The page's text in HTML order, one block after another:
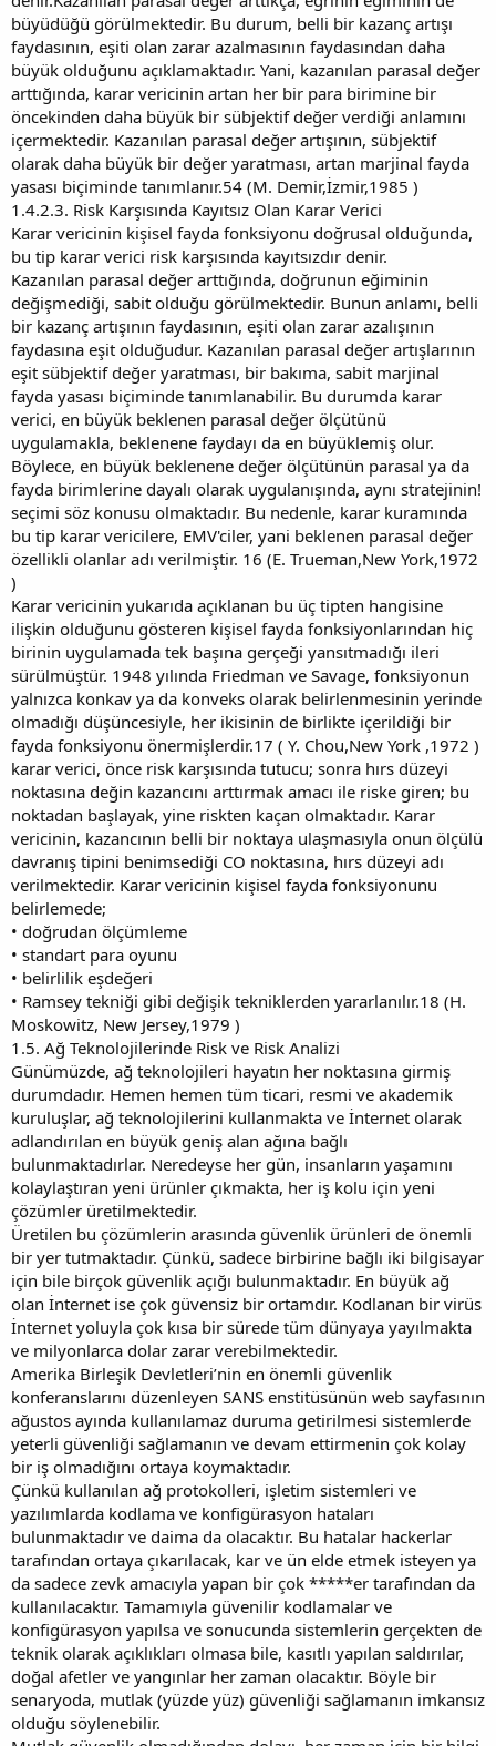
büyüdüğü görülmektedir. Bu durum, belli bir kazanç artışı
faydasının, eşiti olan zarar azalmasının faydasından daha
büyük olduğunu açıklamaktadır. Yani, kazanılan parasal değer
arttığında, karar vericinin artan her bir para birimine bir
öncekinden daha büyük bir sübjektif değer verdiği anlamını
içermektedir. Kazanılan parasal değer artışının, sübjektif
olarak daha büyük bir değer yaratması, artan marjinal fayda
yasası biçiminde tanımlanır.54 (M. Demir,İzmir,1985 )
1.4.2.3. Risk Karşısında Kayıtsız Olan Karar Verici
Karar vericinin kişisel fayda fonksiyonu doğrusal olduğunda,
bu tip karar verici risk karşısında kayıtsızdır denir.
Kazanılan parasal değer arttığında, doğrunun eğiminin
değişmediği, sabit olduğu görülmektedir. Bunun anlamı, belli
bir kazanç artışının faydasının, eşiti olan zarar azalışının
faydasına eşit olduğudur. Kazanılan parasal değer artışlarının
eşit sübjektif değer yaratması, bir bakıma, sabit marjinal
fayda yasası biçiminde tanımlanabilir. Bu durumda karar
verici, en büyük beklenen parasal değer ölçütünü
uygulamakla, beklenene faydayı da en büyüklemiş olur.
Böylece, en büyük beklenene değer ölçütünün parasal ya da
fayda birimlerine dayalı olarak uygulanışında, aynı stratejinin!
seçimi söz konusu olmaktadır. Bu nedenle, karar kuramında
bu tip karar vericilere, EMV'ciler, yani beklenen parasal değer
özellikli olanlar adı verilmiştir. 16 (E. Trueman,New York,1972
)
Karar vericinin yukarıda açıklanan bu üç tipten hangisine
ilişkin olduğunu gösteren kişisel fayda fonksiyonlarından hiç
birinin uygulamada tek başına gerçeği yansıtmadığı ileri
sürülmüştür. 1948 yılında Friedman ve Savage, fonksiyonun
yalnızca konkav ya da konveks olarak belirlenmesinin yerinde
olmadığı düşüncesiyle, her ikisinin de birlikte içerildiği bir
fayda fonksiyonu önermişlerdir.17 ( Y. Chou,New York ,1972 )
karar verici, önce risk karşısında tutucu; sonra hırs düzeyi
noktasına değin kazancını arttırmak amacı ile riske giren; bu
noktadan başlayak, yine riskten kaçan olmaktadır. Karar
vericinin, kazancının belli bir noktaya ulaşmasıyla onun ölçülü
davranış tipini benimsediği CO noktasına, hırs düzeyi adı
verilmektedir. Karar vericinin kişisel fayda fonksiyonunu
belirlemede;
• doğrudan ölçümleme
• standart para oyunu
• belirlilik eşdeğeri
• Ramsey tekniği gibi değişik tekniklerden yararlanılır.18 (H.
Moskowitz, New Jersey,1979 )
1.5. Ağ Teknolojilerinde Risk ve Risk Analizi
Günümüzde, ağ teknolojileri hayatın her noktasına girmiş
durumdadır. Hemen hemen tüm ticari, resmi ve akademik
kuruluşlar, ağ teknolojilerini kullanmakta ve İnternet olarak
adlandırılan en büyük geniş alan ağına bağlı
bulunmaktadırlar. Neredeyse her gün, insanların yaşamını
kolaylaştıran yeni ürünler çıkmakta, her iş kolu için yeni
çözümler üretilmektedir.
Üretilen bu çözümlerin arasında güvenlik ürünleri de önemli
bir yer tutmaktadır. Çünkü, sadece birbirine bağlı iki bilgisayar
için bile birçok güvenlik açığı bulunmaktadır. En büyük ağ
olan İnternet ise çok güvensiz bir ortamdır. Kodlanan bir virüs
İnternet yoluyla çok kısa bir sürede tüm dünyaya yayılmakta
ve milyonlarca dolar zarar verebilmektedir.
Amerika Birleşik Devletleri’nin en önemli güvenlik
konferanslarını düzenleyen SANS enstitüsünün web sayfasının
ağustos ayında kullanılamaz duruma getirilmesi sistemlerde
yeterli güvenliği sağlamanın ve devam ettirmenin çok kolay
bir iş olmadığını ortaya koymaktadır.
Çünkü kullanılan ağ protokolleri, işletim sistemleri ve
yazılımlarda kodlama ve konfigürasyon hataları
bulunmaktadır ve daima da olacaktır. Bu hatalar hackerlar
tarafından ortaya çıkarılacak, kar ve ün elde etmek isteyen ya
da sadece zevk amacıyla yapan bir çok *****er tarafından da
kullanılacaktır. Tamamıyla güvenilir kodlamalar ve
konfigürasyon yapılsa ve sonucunda sistemlerin gerçekten de
teknik olarak açıklıkları olmasa bile, kasıtlı yapılan saldırılar,
doğal afetler ve yangınlar her zaman olacaktır. Böyle bir
senaryoda, mutlak (yüzde yüz) güvenliği sağlamanın imkansız
olduğu söylenebilir.